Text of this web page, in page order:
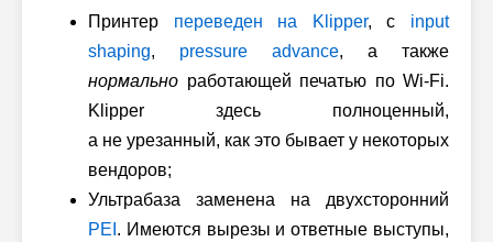
Принтер переведен на Klipper, с input
shaping, pressure advance, а также
нормально работающей печатью по Wi-Fi.
Klipper здесь полноценный,
а не урезанный, как это бывает у некоторых
вендоров;
Ультрабаза заменена на двухсторонний
PEI . Имеются вырезы и ответные выступы,